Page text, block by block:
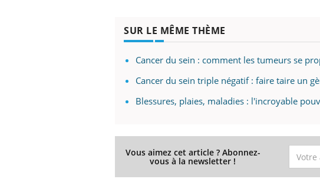
SUR LE MÊME THÈME
Cancer du sein : comment les tumeurs se
Cancer du sein triple négatif : faire taire un
Blessures, plaies, maladies : l'incroyable
Vous aimez cet article ? Abonnez-
vous à la newsletter !